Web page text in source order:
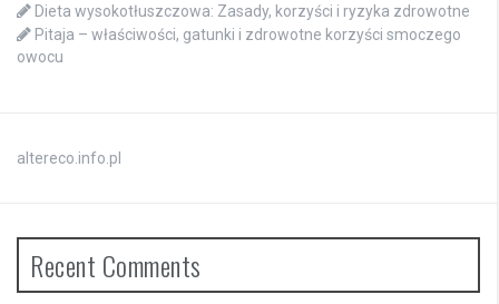
Dieta wysokotłuszczowa: Zasady, korzyści i ryzyka zdrowotne
Pitaja – właściwości, gatunki i zdrowotne korzyści smoczego
owocu
altereco.info.pl
Recent Comments